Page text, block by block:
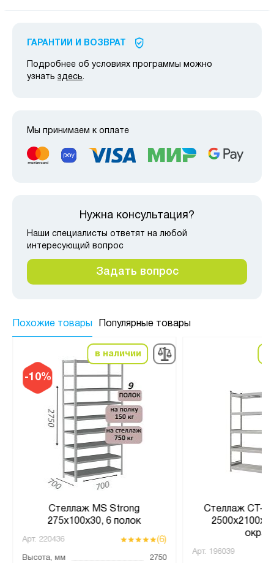
ГАРАНТИИ И ВОЗВРАТ
Подробнее об условиях программы можно
узнать здесь.
Мы принимаем к оплате
Нужна консультация?
Наши специалисты ответят на любой
интересующий вопрос
Задать вопрос
Похожие товары Популярные товары
-10%
в наличии
Стеллаж MS Strong
275х100х30, 6 полок
Арт. 220436 (6)
Высота, мм
2750
Стеллаж СТ-
Арт. 196039